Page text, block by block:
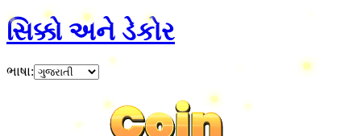
સિક્કો અને ડેકોર
ભાષા:
Coin
Coin
Coin